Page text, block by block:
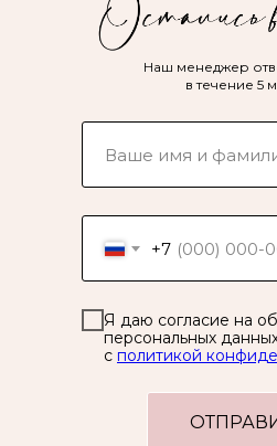
+7
Я даю согласие на
персональных
с политикой
Наш менеджер
в течение 5